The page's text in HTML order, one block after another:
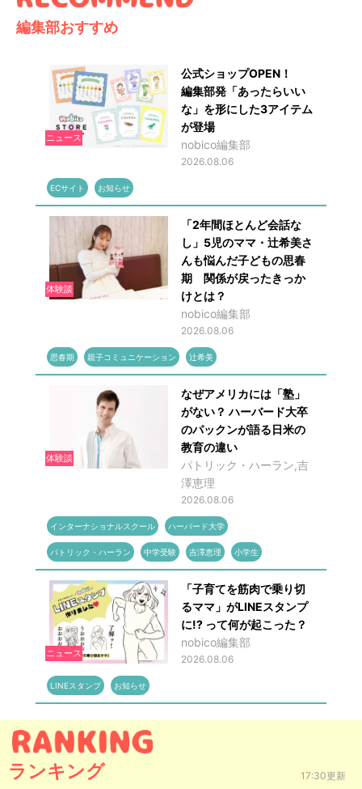
編集部おすすめ
ニュース
公式ショップOPEN！
編集部発「あったらいい
な」を形にした3アイテム
が登場
nobico編集部
2026.08.06
ECサイト お知らせ
体験談
「2年間ほとんど会話な
し」5児のママ・辻希美さ
んも悩んだ子どもの思春
期 関係が戻ったきっか
けとは？
nobico編集部
2026.08.06
思春期 親子コミュニケーション 辻希美
体験談
なぜアメリカには「塾」
がない？ ハーバード大卒
のパックンが語る日米の
教育の違い
パトリック・ハーラン,吉
澤恵理
2026.08.06
インターナショナルスクール ハーバード大学
パトリック・ハーラン 中学受験 吉澤恵理 小学生
ニュース
「子育てを筋肉で乗り切
るママ」がLINEスタンプ
に!? って何が起こった？
nobico編集部
2026.08.06
LINEスタンプ お知らせ
ランキング 17:30更新